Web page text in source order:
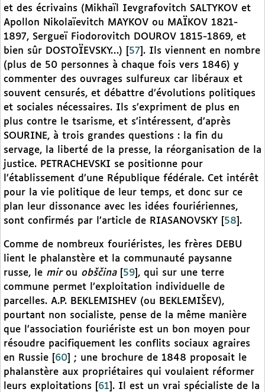
et des écrivains (Mikhaïl Ievgrafovitch SALTYKOV et
Apollon Nikolaïevitch MAYKOV ou MAÏKOV 1821-
1897, Sergueï Fiodorovitch DOUROV 1815-1869, et
bien sûr DOSTOÏEVSKY…)
57 . Ils viennent en nombre
(plus de 50 personnes à chaque fois vers 1846) y
commenter des ouvrages sulfureux car libéraux et
souvent censurés, et débattre d’évolutions politiques
et sociales nécessaires. Ils s’expriment de plus en
plus contre le tsarisme, et s’intéressent, d’après
SOURINE, à trois grandes questions : la fin du
servage, la liberté de la presse, la réorganisation de la
justice. PETRACHEVSKI se positionne pour
l’établissement d’une République fédérale. Cet intérêt
pour la vie politique de leur temps, et donc sur ce
plan leur dissonance avec les idées fouriériennes,
sont confirmés par l’article de RIASANOVSKY
58 .
Comme de nombreux fouriéristes, les frères DEBU
lient le phalanstère et la communauté paysanne
russe, le mirou obščina[ 59 , qui sur une terre
commune permet l’exploitation individuelle de
parcelles. A.P. BEKLEMISHEV (ou BEKLEMIŠEV),
pourtant non socialiste, pense de la même manière
que l’association fouriériste est un bon moyen pour
résoudre pacifiquement les conflits sociaux agraires
en Russie
60
; une brochure de 1848 proposait le
phalanstère aux propriétaires qui voulaient réformer
leurs exploitations
61 . Il est un vrai spécialiste de la